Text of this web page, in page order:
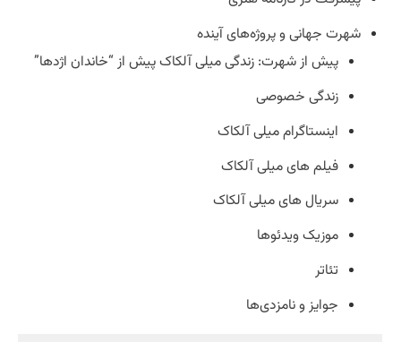
شهرت جهانی و پروژه‌های آینده
پیش از شهرت: زندگی میلی آلکاک پیش از “خاندان اژدها”
زندگی خصوصی
اینستاگرام میلی آلکاک
فیلم‌ های میلی آلکاک
سریال های میلی آلکاک
موزیک ویدئوها
تئاتر
جوایز و نامزدی‌ها